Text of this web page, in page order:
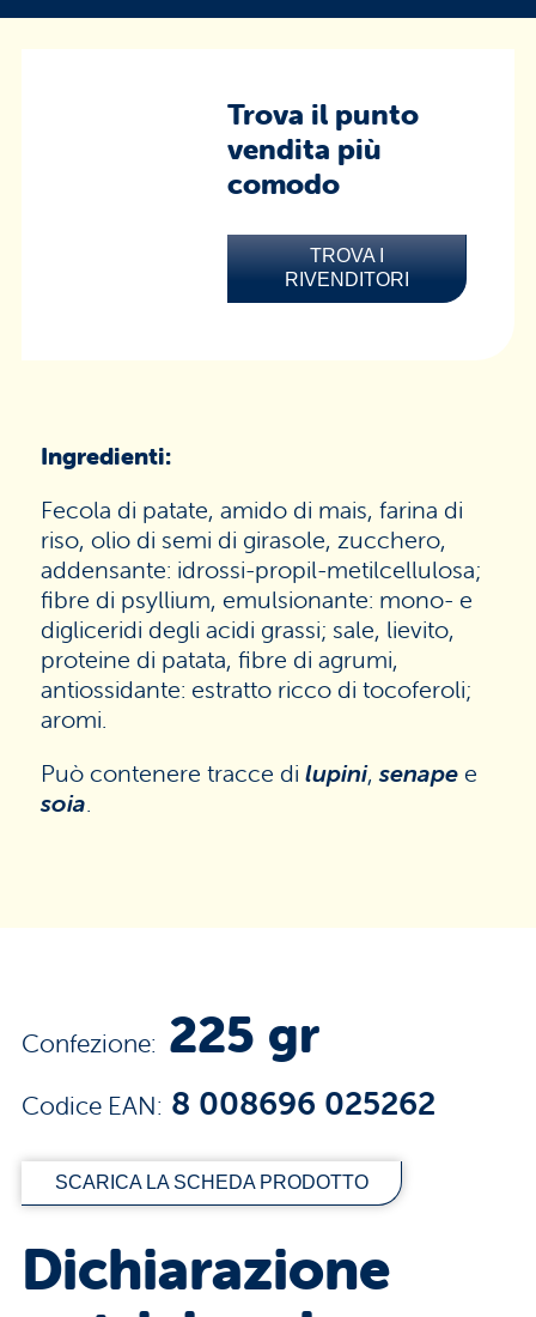
Trova il punto
vendita più
comodo
TROVA I
RIVENDITORI
Ingredienti:
Fecola di patate, amido di mais, farina di
riso, olio di semi di girasole, zucchero,
addensante: idrossi-propil-metilcellulosa;
fibre di psyllium, emulsionante: mono- e
digliceridi degli acidi grassi; sale, lievito,
proteine di patata, fibre di agrumi,
antiossidante: estratto ricco di tocoferoli;
aromi.
Può contenere tracce di lupini,senape e
soia.
Confezione: 225 gr
Codice EAN: 8 008696 025262
SCARICA LA SCHEDA PRODOTTO
Dichiarazione